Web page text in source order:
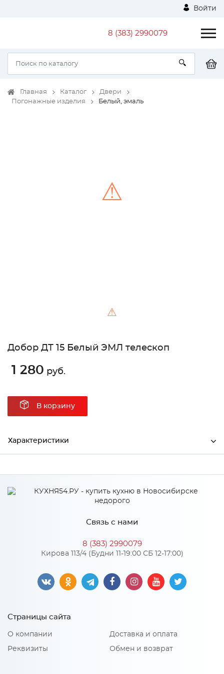
Войти
8 (383) 2990079
Главная Каталог
Двери
Погонажные изделия
Белый, эмаль
⚠
⚠
Добор ДТ 15 Белый ЭМЛ телескоп
1 280 руб.
В корзину
Характеристики
Высота 2070
Связь с нами
8 (383) 2990079
Кирова 113/4 (Будни 11-19:00 СБ 12-17:00)
Страницы сайта
О компании
Реквизиты
Доставка и оплата
Обмен и возврат